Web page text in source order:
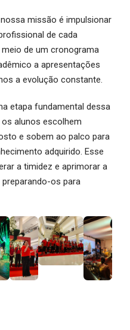
missão é impulsionar
de cada
de um cronograma
a apresentações
a evolução constante.
etapa fundamental dessa
alunos escolhem
e sobem ao palco para
adquirido. Esse
a timidez e aprimorar a
os para